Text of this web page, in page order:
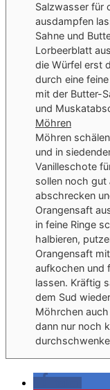
Salzwasser für
ausdampfen
Sahne und
Lorbeerblatt
die Würfel erst
durch eine
mit der Butter-
und
Möhren
Möhren
und in
Vanilleschote
sollen noch gut
abschrecken
Orangensaft
in feine Ringe
halbieren,
Orangensaft
aufkochen und
lassen. Kräftig
dem Sud
Möhrchen
dann nur noch